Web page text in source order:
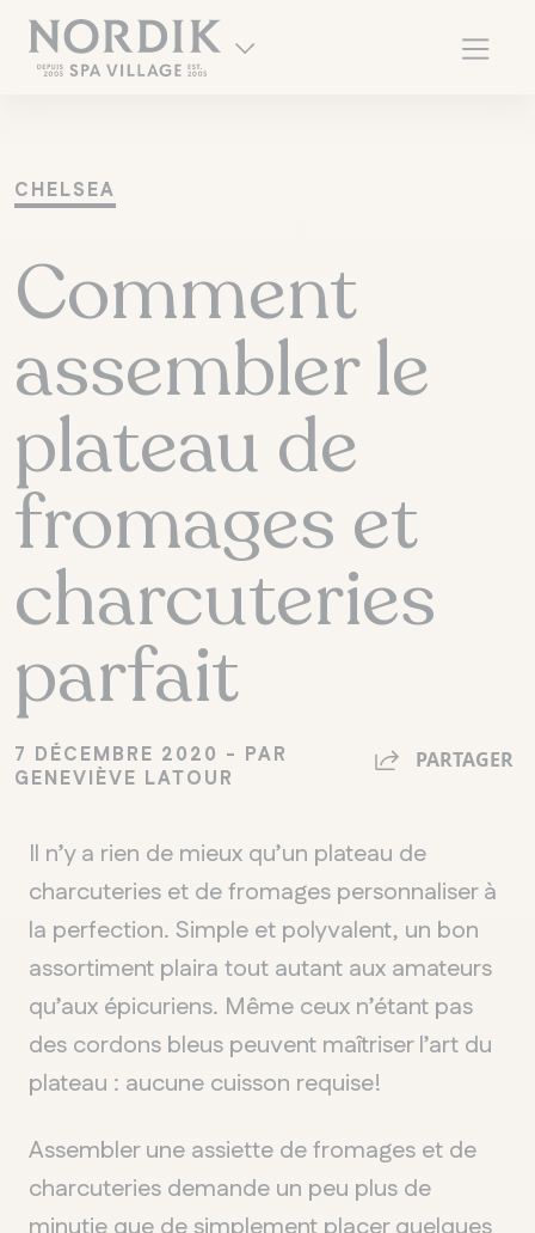
EN
CHELSEA
Comment
assembler le
plateau de
fromages et
charcuteries
parfait
7 DÉCEMBRE 2020 - PAR
GENEVIÈVE LATOUR
PARTAGER
Il n’y a rien de mieux qu’un plateau de
charcuteries et de fromages personnaliser à
la perfection. Simple et polyvalent, un bon
assortiment plaira tout autant aux amateurs
qu’aux épicuriens. Même ceux n’étant pas
des cordons bleus peuvent maîtriser l’art du
plateau : aucune cuisson requise!
Assembler une assiette de fromages et de
charcuteries demande un peu plus de